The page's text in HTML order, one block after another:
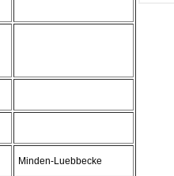
Minden-Luebbecke